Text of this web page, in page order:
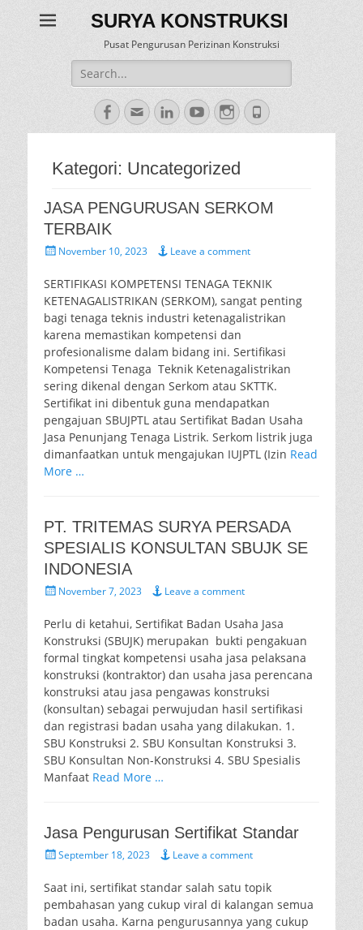
SURYA KONSTRUKSI
Pusat Pengurusan Perizinan Konstruksi
Search
for:
Facebook
EmailLinkedIn
YouTubeInstagram
Phone
Kategori: Uncategorized
JASA PENGURUSAN SERKOM
TERBAIK
PostedNovember 10, 2023 Leave a comment
SERTIFIKASI KOMPETENSI TENAGA TEKNIK
KETENAGALISTRIKAN (SERKOM), sangat penting
bagi tenaga teknis industri ketenagalistrikan
karena memastikan kompetensi dan
profesionalisme dalam bidang ini. Sertifikasi
Kompetensi Tenaga Teknik Ketenagalistrikan
sering dikenal dengan Serkom atau SKTTK.
Sertifikat ini dibentuk guna mendapatkan
pengajuan SBUJPTL atau Sertifikat Badan Usaha
Jasa Penunjang Tenaga Listrik. Serkom listrik juga
dimanfaatkan untuk mengajukan IUJPTL (Izin Read
More …
PT. TRITEMAS SURYA PERSADA
SPESIALIS KONSULTAN SBUJK SE
INDONESIA
PostedNovember 7, 2023 Leave a comment
Perlu di ketahui, Sertifikat Badan Usaha Jasa
Konstruksi (SBUJK) merupakan bukti pengakuan
formal tingkat kompetensi usaha jasa pelaksana
konstruksi (kontraktor) dan usaha jasa perencana
konstruksi atau jasa pengawas konstruksi
(konsultan) sebagai perwujudan hasil sertifikasi
dan registrasi badan usaha yang dilakukan. 1.
SBU Konstruksi 2. SBU Konsultan Konstruksi 3.
SBU Konsultan Non-Konstruksi 4. SBU Spesialis
Manfaat Read More …
Jasa Pengurusan Sertifikat Standar
PostedSeptember 18, 2023 Leave a comment
Saat ini, sertifikat standar salah satu topik
pembahasan yang cukup viral di kalangan semua
badan usaha. Karna pengurusannya yang cukup